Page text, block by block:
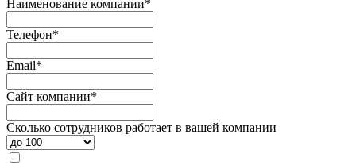
Наименование компании*
Телефон*
Email*
Сайт компании*
Сколько сотрудников работает в вашей компании